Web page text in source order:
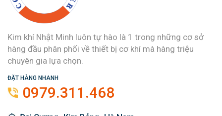
Kim khí Nhật Minh luôn tự hào là 1 trong những cơ sở
hàng đầu phân phối về thiết bị cơ khí mà hàng triệu
chuyên gia lựa chọn.
ĐẶT HÀNG NHANH
0979.311.468